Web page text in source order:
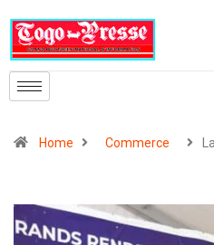
Home Commerce